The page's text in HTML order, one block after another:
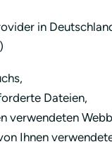
in
Dateien,
verwendeten
Ihnen